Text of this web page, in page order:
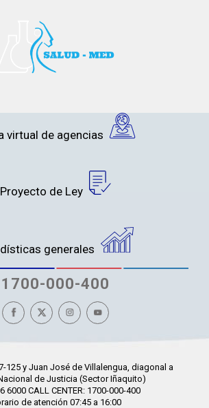
virtual de agencias
Proyecto de Ley
generales
1700-000-400
125 y Juan José de Villalengua, diagonal a
de Justicia (Sector Iñaquito)
6000 CALL CENTER: 1700-000-400
de atención 07:45 a 16:00